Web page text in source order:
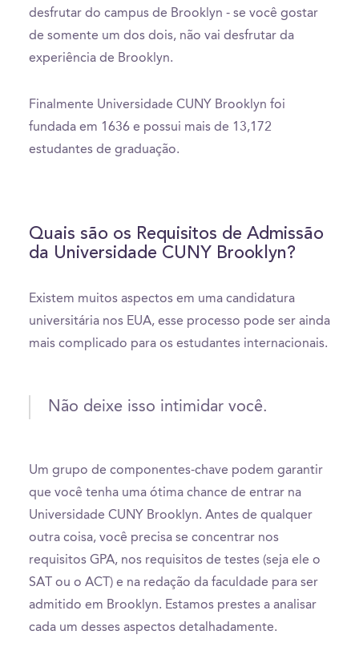
desfrutar do campus de Brooklyn - se você gostar
de somente um dos dois, não vai desfrutar da
experiência de Brooklyn.
Finalmente Universidade CUNY Brooklyn foi
fundada em 1636 e possui mais de 13,172
estudantes de graduação.
Quais são os Requisitos de Admissão
da Universidade CUNY Brooklyn?
Existem muitos aspectos em uma candidatura
universitária nos EUA, esse processo pode ser ainda
mais complicado para os estudantes internacionais.
Não deixe isso intimidar você.
Um grupo de componentes-chave podem garantir
que você tenha uma ótima chance de entrar na
Universidade CUNY Brooklyn. Antes de qualquer
outra coisa, você precisa se concentrar nos
requisitos GPA, nos requisitos de testes (seja ele o
SAT ou o ACT) e na redação da faculdade para ser
admitido em Brooklyn. Estamos prestes a analisar
cada um desses aspectos detalhadamente.